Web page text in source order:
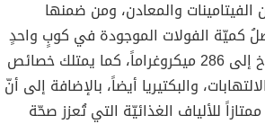
والمعادن، ومن ضمنها
كميّة الفولات الموجودة في كوبٍ واحدٍ
من الهليون المطبوخ إلى 286 ميكروغراماً، كما يمتلك خصائص
والبكتيريا أيضاً، بالإضافة إلى أنّ
للألياف الغذائيّة التي تُعزز صحّة